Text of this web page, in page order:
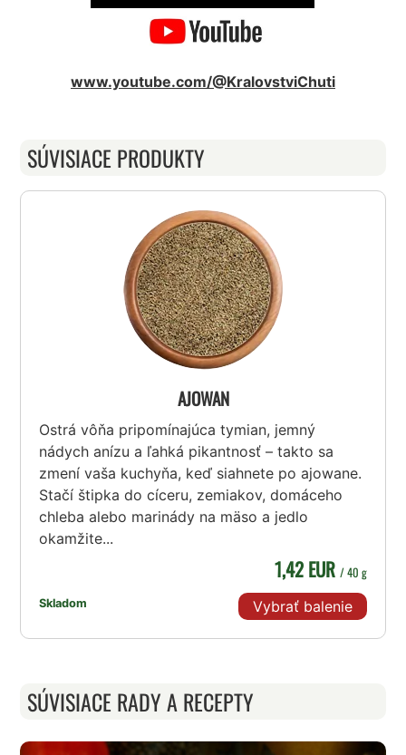
www.youtube.com/@KralovstviChuti
SÚVISIACE PRODUKTY
AJOWAN
Ostrá vôňa pripomínajúca tymian, jemný
nádych anízu a ľahká pikantnosť – takto sa
zmení vaša kuchyňa, keď siahnete po ajowane.
Stačí štipka do cíceru, zemiakov, domáceho
chleba alebo marinády na mäso a jedlo
okamžite...
Skladom
1,42 EUR / 40 g
Vybrať balenie
SÚVISIACE RADY A RECEPTY